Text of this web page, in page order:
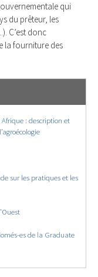
qui
du prêteur, les
C’est donc
la fourniture des
: description et
sur les pratiques et les
es de la Graduate